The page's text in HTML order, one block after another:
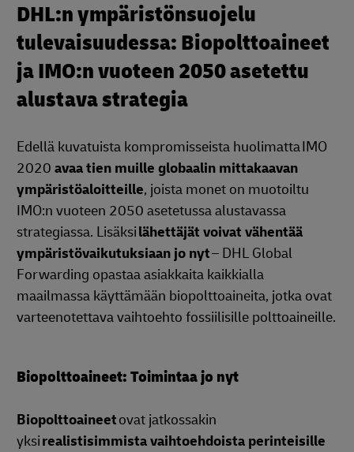
DHL:n ympäristönsuojelu
tulevaisuudessa: Biopolttoaineet
ja IMO:n vuoteen 2050 asetettu
alustava strategia
Edellä kuvatuista kompromisseista huolimatta IMO
2020 avaa tien muille globaalin mittakaavan
ympäristöaloitteille, joista monet on muotoiltu
IMO:n vuoteen 2050 asetetussa alustavassa
strategiassa. Lisäksilähettäjät voivat vähentää
ympäristövaikutuksiaan jo nyt– DHL Global
Forwarding opastaa asiakkaita kaikkialla
maailmassa käyttämään biopolttoaineita, jotka ovat
varteenotettava vaihtoehto fossiilisille polttoaineille.
Biopolttoaineet: Toimintaa jo nyt
Biopolttoaineetovat jatkossakin
yksirealistisimmista vaihtoehdoista perinteisille